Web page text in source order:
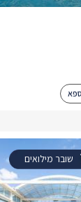
שובר מילואים